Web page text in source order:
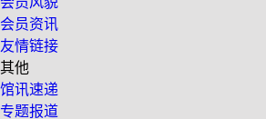
会员资讯
友情链接
其他
馆讯速递
专题报道